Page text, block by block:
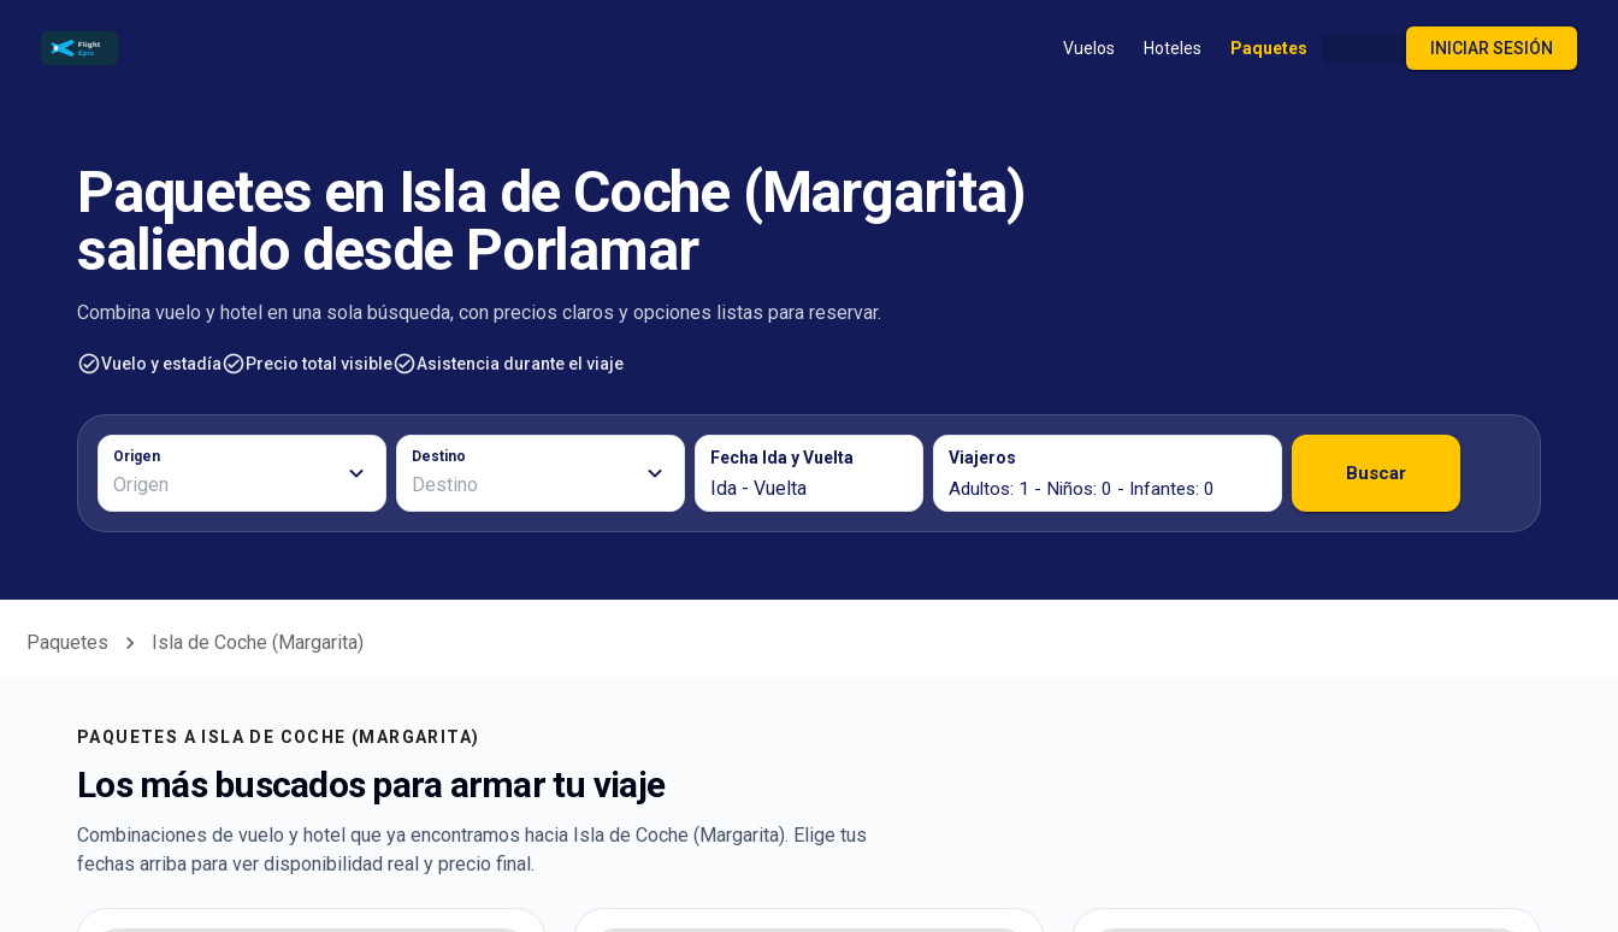
Vuelos Hoteles Paquetes INICIAR SESIÓN
Paquetes en Isla de Coche (Margarita)
saliendo desde Porlamar
Combina vuelo y hotel en una sola búsqueda, con precios claros y opciones listas para reservar.
Vuelo y estadía Precio total visible Asistencia durante el viaje
Origen Destino Fecha Ida y Vuelta
Ida - Vuelta
Viajeros
Adultos: 1 - Niños: 0 - Infantes: 0
Buscar
Paquetes Isla de Coche (Margarita)
PAQUETES A ISLA DE COCHE (MARGARITA)
Los más buscados para armar tu viaje
Combinaciones de vuelo y hotel que ya encontramos hacia Isla de Coche (Margarita). Elige tus
fechas arriba para ver disponibilidad real y precio final.